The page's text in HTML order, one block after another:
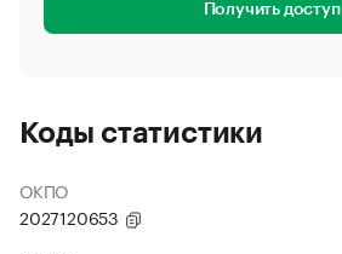
Получить доступ
Коды статистики
ОКПО
2027120653